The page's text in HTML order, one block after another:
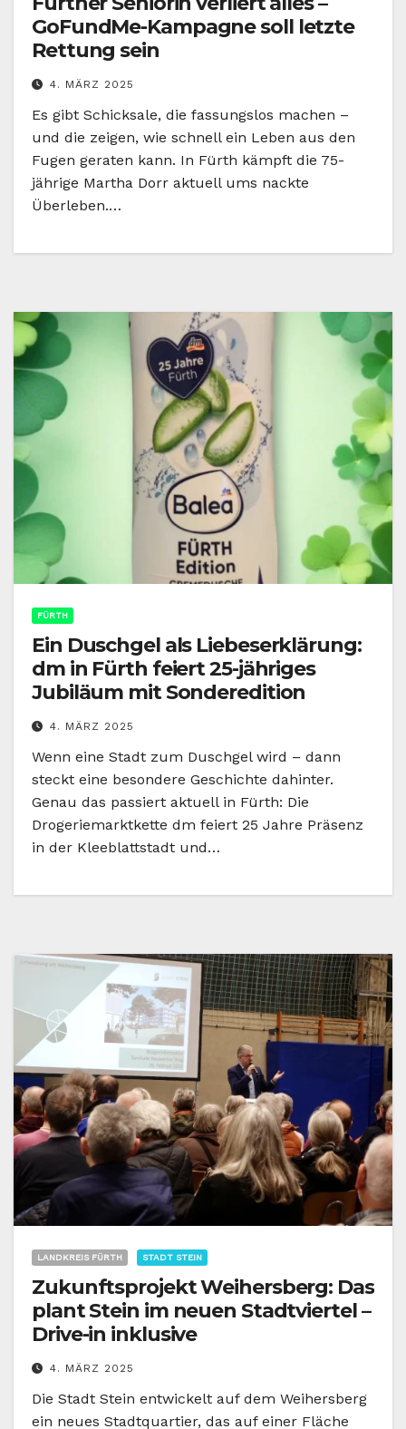
GoFundMe-Kampagne soll letzte
Rettung sein
4. MÄRZ 2025
Es gibt Schicksale, die fassungslos machen –
und die zeigen, wie schnell ein Leben aus den
Fugen geraten kann. In Fürth kämpft die 75-
jährige Martha Dorr aktuell ums nackte
Überleben.…
FÜRTH
Ein Duschgel als Liebeserklärung:
dm in Fürth feiert 25-jähriges
Jubiläum mit Sonderedition
4. MÄRZ 2025
Wenn eine Stadt zum Duschgel wird – dann
steckt eine besondere Geschichte dahinter.
Genau das passiert aktuell in Fürth: Die
Drogeriemarktkette dm feiert 25 Jahre Präsenz
in der Kleeblattstadt und…
LANDKREIS FÜRTH STADT STEIN
Zukunftsprojekt Weihersberg: Das
plant Stein im neuen Stadtviertel –
Drive-in inklusive
4. MÄRZ 2025
Die Stadt Stein entwickelt auf dem Weihersberg
ein neues Stadtquartier, das auf einer Fläche